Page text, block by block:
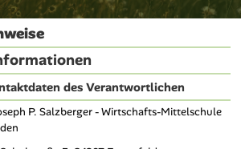
des Verantwortlichen
P. Salzberger - Wirtschafts-Mittelschule